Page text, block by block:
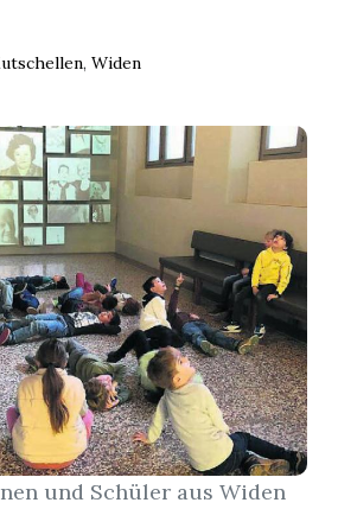
,Widen
und Schüler aus Widen